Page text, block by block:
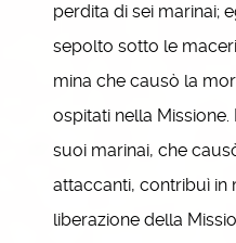
perdita di sei marinai;
sepolto sotto le
mina che causò la
ospitati nella
suoi marinai, che
attaccanti, contribuì in
liberazione della